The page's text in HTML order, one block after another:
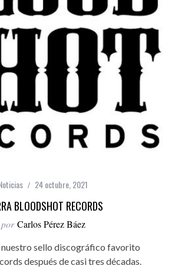
24 octubre, 2021
BLOODSHOT RECORDS
por Carlos Pérez Báez
nuestro sello discográfico favorito
después de casi tres décadas.